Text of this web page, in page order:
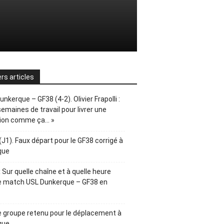
articles
– GF38 (4-2). Olivier Frapolli :
de travail pour livrer une
comme ça… »
Faux départ pour le GF38 corrigé à
Sur quelle chaîne et à quelle heure
match USL Dunkerque – GF38 en
groupe retenu pour le déplacement à